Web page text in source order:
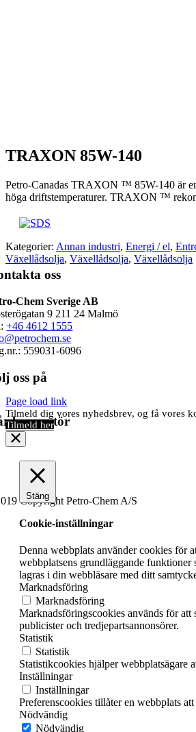
TRAXON 85W-140
Petro-Canadas TRAXON ™ 85W-140 är
höga driftstemperaturer. TRAXON ™
Kategorier: Annan industri, Energi / el,
Växellådsolja, Växellådsolja, Växellådsolja
oss
Chem Sverige AB
9 211 24 Malmö
+46 4612 1555
559031-6096
oss på
leverantör
Copyright Petro-Chem A/S
Page load link
Tilmeld dig vores nyhedsbrev, og få vores
Tilmeld her
Stäng
Cookie-inställningar
Denna webbplats använder cookies för
webbplatsens grundläggande funktioner
lagras i din webbläsare med ditt
Marknadsföring
Marknadsföring
Marknadsföringscookies används för att
publicister och tredjepartsannonsörer.
Statistik
Statistik
Statistikcookies hjälper webbplatsägare
Inställningar
Inställningar
Preferenscookies tillåter en webbplats
Nödvändig
Nödvändig